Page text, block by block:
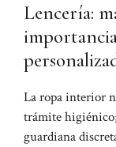
Lencería:
La ropa interior
trámite
guardiana